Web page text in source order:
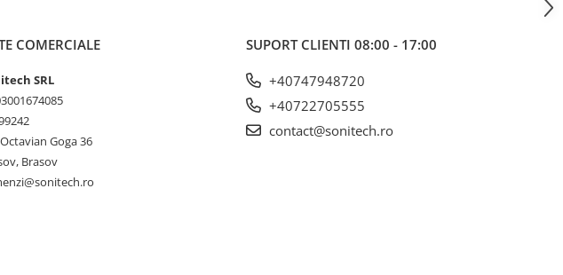
COMERCIALE
SRL
Goga 36
Brasov
SUPORT CLIENTI 08:00 - 17:00
+40747948720
+40722705555
contact@sonitech.ro